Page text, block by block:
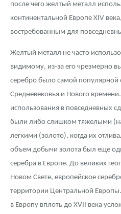
после чего желтый металл
континентальной Европе XIV
востребованным для
Желтый металл не часто
видимому, из-за его чрезмерно
серебро было самой
Средневековья и Нового
использования в повседневных
были либо слишком тяжелыми
легкими (золото), когда их
объем добычи золота был еще
серебра в Европе. До великих
Новом Свете, европейское
территории Центральной
в Европу вплоть до XVII века